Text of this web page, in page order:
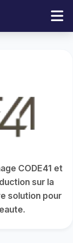
CODE41 et
sur la
solution pour